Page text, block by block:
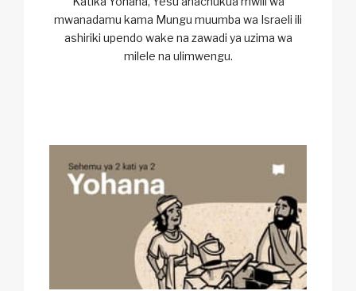
mwanadamu kama Mungu muumba wa Israeli ili
ashiriki upendo wake na zawadi ya uzima wa
milele na ulimwengu.